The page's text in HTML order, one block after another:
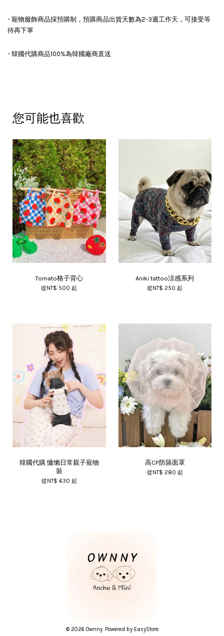
- 寵物服飾商品採預購制，預購商品出貨天數為2-3週工作天，可接受等
待再下單
- 韓國代購商品100%為韓國廠商直送
您可能也喜歡
Tomato格子背心
從NT$ 500起
Aniki tattoo涼感系列
從NT$ 250起
韓國代購 慵懶日常親子寵物
裝
從NT$ 630 起
高CP防舔面罩
從NT$ 280 起
© 2026 Ownny. Powered by EasyStore